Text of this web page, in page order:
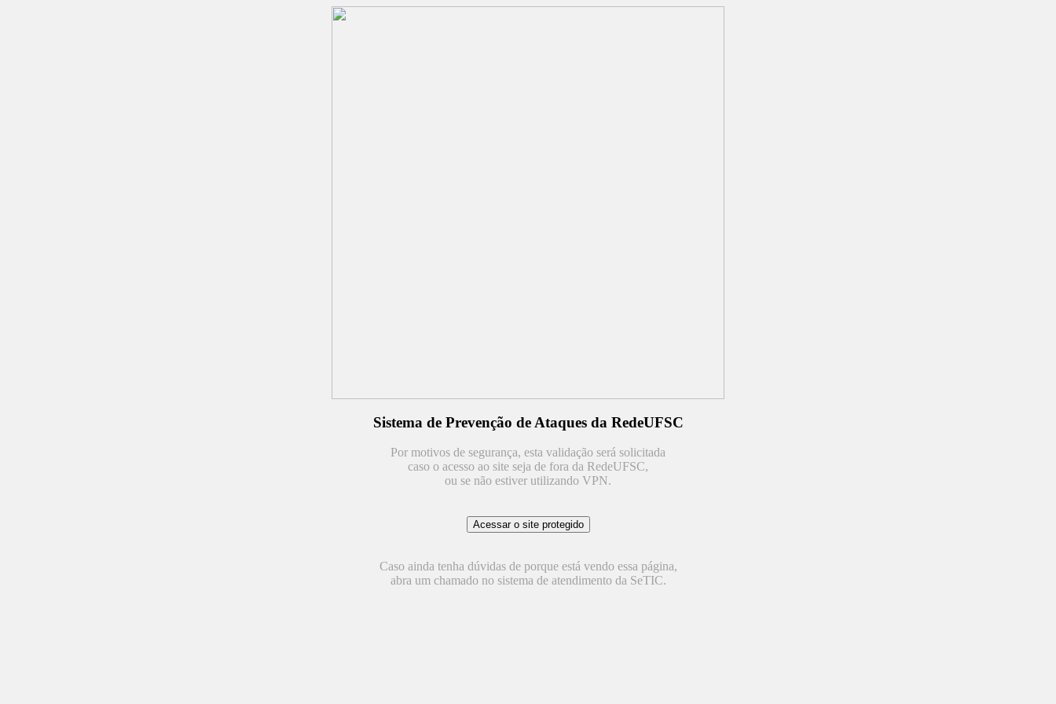
Sistema de Prevenção de Ataques da RedeUFSC
Por motivos de segurança, esta validação será solicitada
caso o acesso ao site seja de fora da RedeUFSC,
ou se não estiver utilizando VPN.
Caso ainda tenha dúvidas de porque está vendo essa página,
abra um chamado no sistema de atendimento da SeTIC.